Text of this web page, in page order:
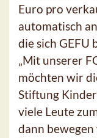
Euro pro
automatisch
die sich GEFU
„Mit unserer
möchten wir
Stiftung
viele Leute
dann